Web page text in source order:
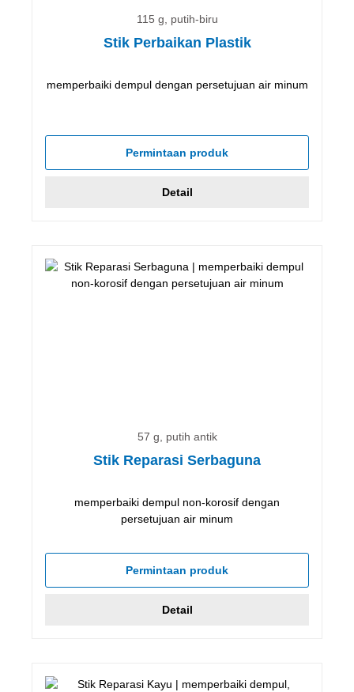
115 g, putih-biru
Stik Perbaikan Plastik
memperbaiki dempul dengan persetujuan air minum
Permintaan produk
Detail
57 g, putih antik
Stik Reparasi Serbaguna
memperbaiki dempul non-korosif dengan
persetujuan air minum
Permintaan produk
Detail